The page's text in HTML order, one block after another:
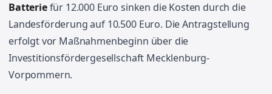
Batteriefür 12.000 Euro sinken die Kosten durch die
Landesförderung auf 10.500 Euro. Die Antragstellung
erfolgt vor Maßnahmenbeginn über die
Investitionsfördergesellschaft Mecklenburg-
Vorpommern.